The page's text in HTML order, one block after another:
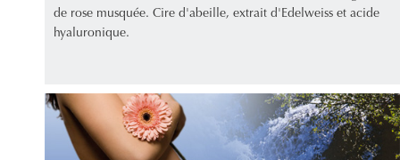
de rose musquée. Cire d'abeille, extrait d'Edelweiss et acide
hyaluronique.